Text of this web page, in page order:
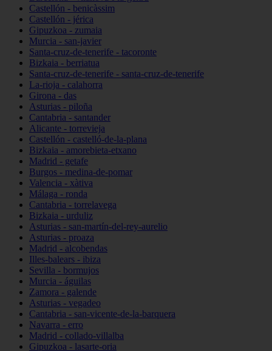
Castellón - benicàssim
Castellón - jérica
Gipuzkoa - zumaia
Murcia - san-javier
Santa-cruz-de-tenerife - tacoronte
Bizkaia - berriatua
Santa-cruz-de-tenerife - santa-cruz-de-tenerife
La-rioja - calahorra
Girona - das
Asturias - piloña
Cantabria - santander
Alicante - torrevieja
Castellón - castelló-de-la-plana
Bizkaia - amorebieta-etxano
Madrid - getafe
Burgos - medina-de-pomar
Valencia - xàtiva
Málaga - ronda
Cantabria - torrelavega
Bizkaia - urduliz
Asturias - san-martín-del-rey-aurelio
Asturias - proaza
Madrid - alcobendas
Illes-balears - ibiza
Sevilla - bormujos
Murcia - águilas
Zamora - galende
Asturias - vegadeo
Cantabria - san-vicente-de-la-barquera
Navarra - erro
Madrid - collado-villalba
Gipuzkoa - lasarte-oria